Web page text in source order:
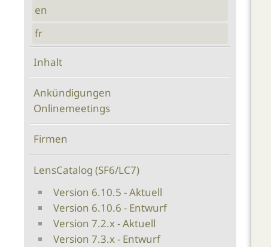
en
fr
Inhalt
Ankündigungen
Onlinemeetings
Firmen
LensCatalog (SF6/LC7)
Version 6.10.5 - Aktuell
Version 6.10.6 - Entwurf
Version 7.2.x - Aktuell
Version 7.3.x - Entwurf